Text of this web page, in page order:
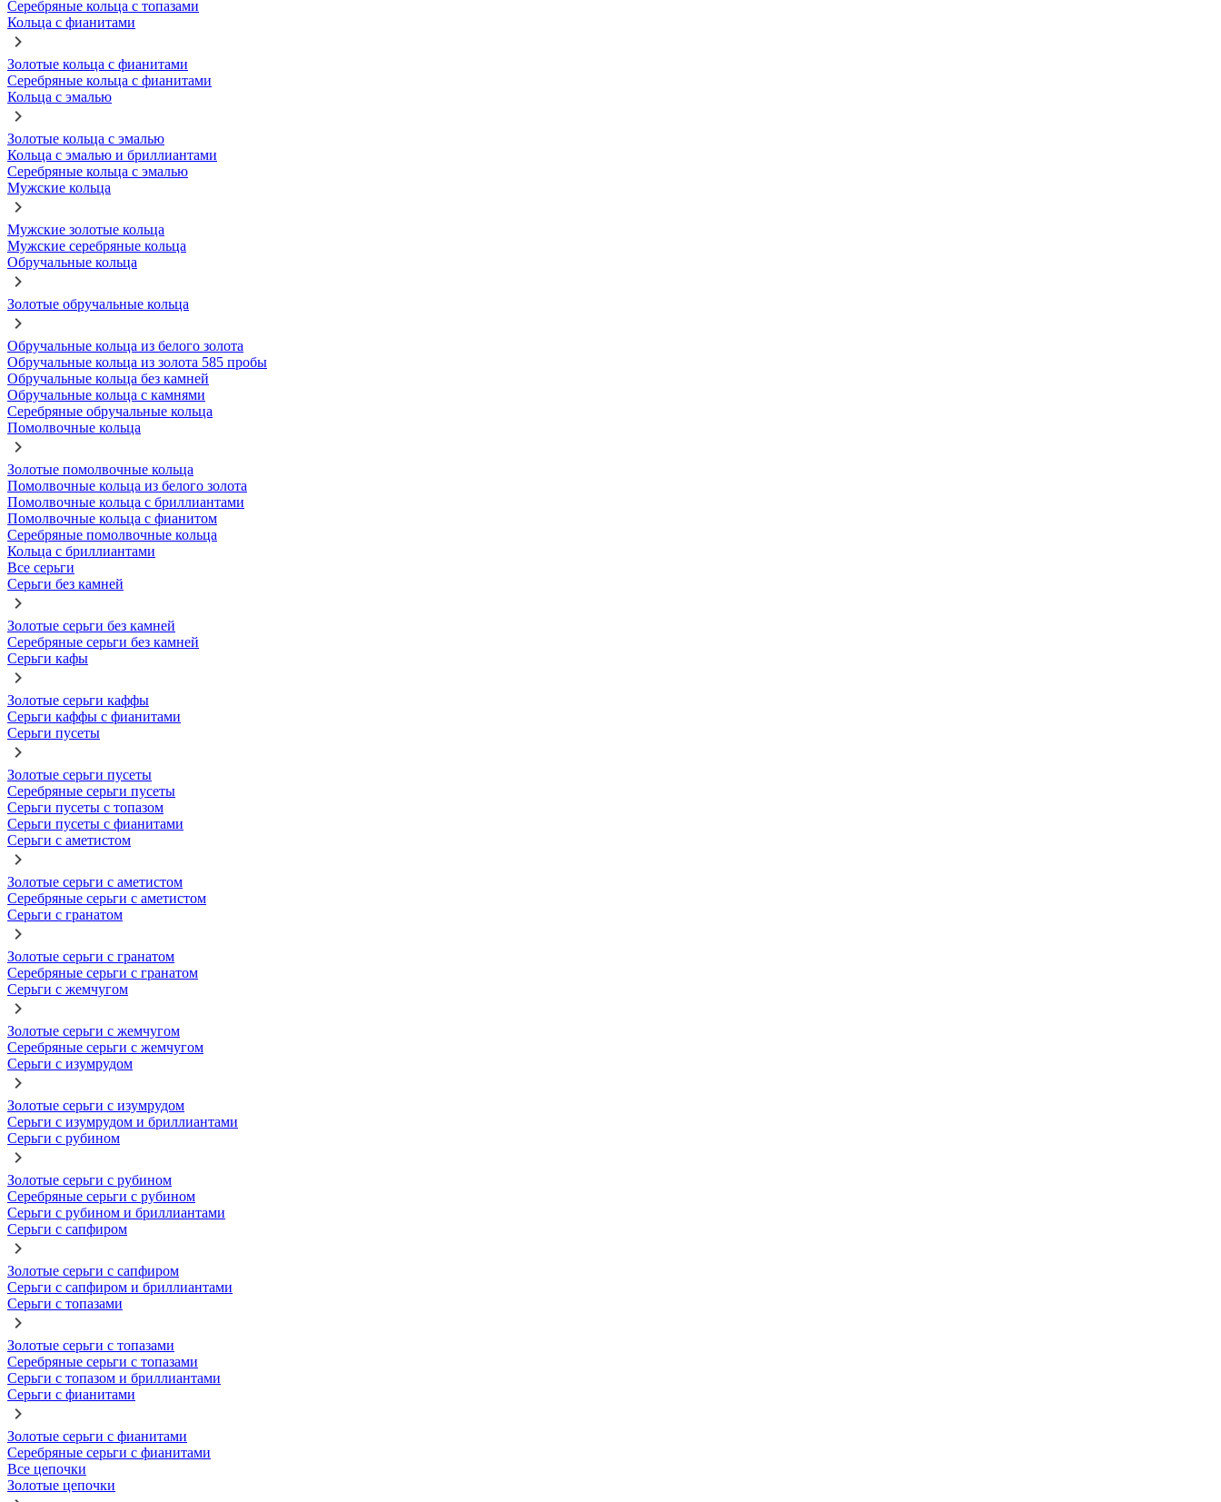
Серебряные кольца с топазами
Кольца с фианитами
Золотые кольца с фианитами
Серебряные кольца с фианитами
Кольца с эмалью
Золотые кольца с эмалью
Кольца с эмалью и бриллиантами
Серебряные кольца с эмалью
Мужские кольца
Мужские золотые кольца
Мужские серебряные кольца
Обручальные кольца
Золотые обручальные кольца
Обручальные кольца из белого золота
Обручальные кольца из золота 585 пробы
Обручальные кольца без камней
Обручальные кольца с камнями
Серебряные обручальные кольца
Помолвочные кольца
Золотые помолвочные кольца
Помолвочные кольца из белого золота
Помолвочные кольца с бриллиантами
Помолвочные кольца с фианитом
Серебряные помолвочные кольца
Кольца с бриллиантами
Все серьги
Серьги без камней
Золотые серьги без камней
Серебряные серьги без камней
Серьги кафы
Золотые серьги каффы
Серьги каффы с фианитами
Серьги пусеты
Золотые серьги пусеты
Серебряные серьги пусеты
Серьги пусеты с топазом
Серьги пусеты с фианитами
Серьги с аметистом
Золотые серьги с аметистом
Серебряные серьги с аметистом
Серьги с гранатом
Золотые серьги с гранатом
Серебряные серьги с гранатом
Серьги с жемчугом
Золотые серьги с жемчугом
Серебряные серьги с жемчугом
Серьги с изумрудом
Золотые серьги с изумрудом
Серьги с изумрудом и бриллиантами
Серьги с рубином
Золотые серьги с рубином
Серебряные серьги с рубином
Серьги с рубином и бриллиантами
Серьги с сапфиром
Золотые серьги с сапфиром
Серьги с сапфиром и бриллиантами
Серьги с топазами
Золотые серьги с топазами
Серебряные серьги с топазами
Серьги с топазом и бриллиантами
Серьги с фианитами
Золотые серьги с фианитами
Серебряные серьги с фианитами
Все цепочки
Золотые цепочки